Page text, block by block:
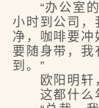
“办公室的
小时到公司，
净，咖啡要冲
要随身带，我
到。”
欧阳明轩，
这都什么年